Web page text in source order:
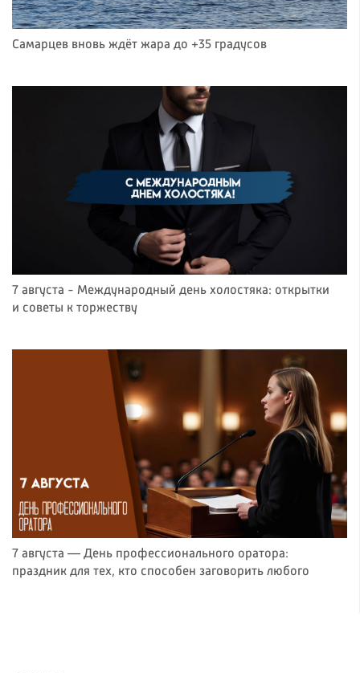
Самарцев вновь ждёт жара до +35 градусов
7 августа - Международный день холостяка: открытки
и советы к торжеству
7 августа — День профессионального оратора:
праздник для тех, кто способен заговорить любого